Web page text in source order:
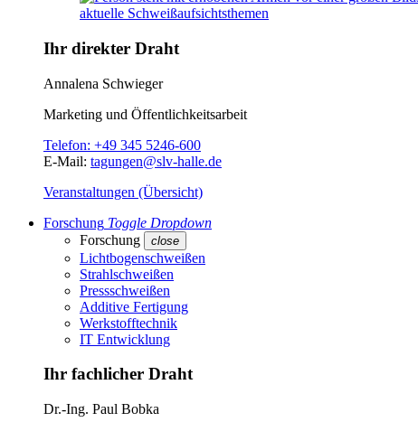
Ihr direkter Draht
Annalena Schwieger
Marketing und Öffentlichkeitsarbeit
Telefon: +49 345 5246-600
E-Mail: tagungen@slv-halle.de
Veranstaltungen (Übersicht)
Forschung Toggle Dropdown
Forschung
close
Lichtbogenschweißen
Strahlschweißen
Pressschweißen
Additive Fertigung
Werkstofftechnik
IT Entwicklung
Ihr fachlicher Draht
Dr.-Ing. Paul Bobka